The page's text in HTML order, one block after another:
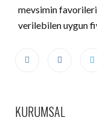
mevsimin
verilebilen uygun
KURUMSAL